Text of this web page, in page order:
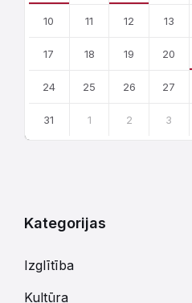
10 11 12 13
17 18 19 20
24 25 26 27
31 1 2 3
Kategorijas
Izglītība
Kultūra